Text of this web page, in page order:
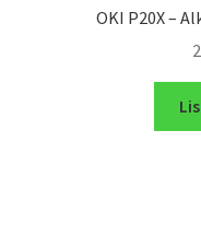
OKI P20X –